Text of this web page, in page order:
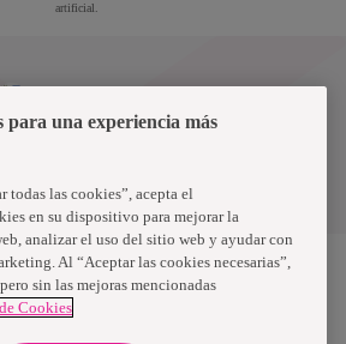
artificial.
y condiciones
Essity - una compañía global líder en
para una experiencia más
todas las cookies”, acepta el
en su dispositivo para mejorar la
analizar el uso del sitio web y ayudar con
Al “Aceptar las cookies necesarias”,
sin las mejoras mencionadas
Cookies